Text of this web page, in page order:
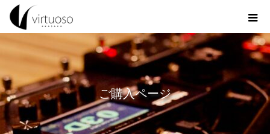
ご購入ページ